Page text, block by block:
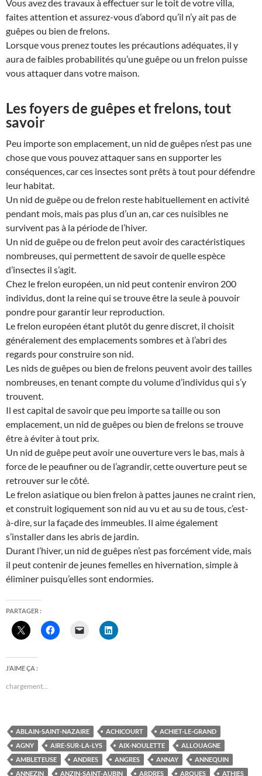
Vous avez des travaux à effectuer sur le toit de votre villa,
faites attention et assurez-vous d’abord qu’il n’y ait pas de
guêpes ou bien de frelons.
Lorsque vous prenez toutes les précautions adéquates, il y
aura de faibles probabilités qu’une guêpe ou un frelon puisse
vous attaquer dans votre maison.
Les foyers de guêpes et frelons, tout
savoir
Peu importe son emplacement, un nid de guêpes n’est pas une
chose que vous pouvez attaquer sans en supporter les
conséquences, car ces insectes sont prêts à tout pour défendre
leur habitat.
Un nid de guêpe ou de frelon reste habituellement en activité
pendant mois, mais pas plus d’un an, car ces nuisibles ne
survivent pas à la période de l’hiver.
Un nid de guêpe ou de frelon peut avoir des caractéristiques
nombreuses, qui permettent de savoir de quelle espèce
d’insectes il s’agit.
Chez le frelon européen, un nid peut contenir environ 200
individus, dont la reine qui se trouve être la seule à pouvoir
pondre pour garantir leur reproduction.
Le frelon européen étant plutôt du genre discret, il choisit
généralement des emplacements sombres et à l’abri des
regards pour construire son nid.
Les nids de guêpes ou bien de frelons peuvent avoir des tailles
nombreuses, en tenant compte du volume d’individus qui s’y
trouvent.
Il est capital de savoir que peu importe sa taille ou son
emplacement, un nid de guêpes ou bien de frelons se trouve
être à éviter à tout prix.
Un nid de guêpe peut avoir une ouverture vers le bas, mais à
force de le peaufiner ou de l’agrandir, cette ouverture peut se
retrouver sur le côté.
Le frelon asiatique ou bien frelon à pattes jaunes ne craint rien,
et construit logiquement son nid au vu et au su de tous, c’est-
à-dire, sur la façade des immeubles. Il aime également
s’installer dans les abris de jardin.
Durant l’hiver, un nid de guêpes n’est pas forcément vide, mais
il peut contenir de jeunes femelles en hivernation, simple à
éliminer puisqu’elles sont endormies.
PARTAGER :
J’AIME ÇA :
chargement…
ABLAIN-SAINT-NAZAIRE ACHICOURT
ACHIET-LE-GRAND
AGNY
AIRE-SUR-LA-LYS AIX-NOULETTE
ALLOUAGNE
AMBLETEUSE
ANDRES ANGRES ANNAY
ANNEQUIN
ANNEZIN
ANZIN-SAINT-AUBIN ARDRES ARQUES
ATHIES